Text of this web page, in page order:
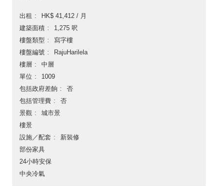
出租
HK$ 41,412 / 月
建築面積
1,275 呎
樓盤類型
寫字樓
樓盤編號
RajuHarilela
樓層
中層
單位
1009
包括政府差餉
否
包括管理費
否
景觀
城市景
樓景
設施／配套
新裝修
部份家具
24小時安保
中央冷氣